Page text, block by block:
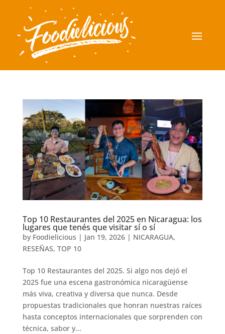
Top 10 Restaurantes del 2025 en Nicaragua: los
lugares que tenés que visitar sí o sí
by Foodielicious | Jan 19, 2026| NICARAGUA,
RESEÑAS, TOP 10
Top 10 Restaurantes del 2025. Si algo nos dejó el
2025 fue una escena gastronómica nicaragüense
más viva, creativa y diversa que nunca. Desde
propuestas tradicionales que honran nuestras raíces
hasta conceptos internacionales que sorprenden con
técnica, sabor y...